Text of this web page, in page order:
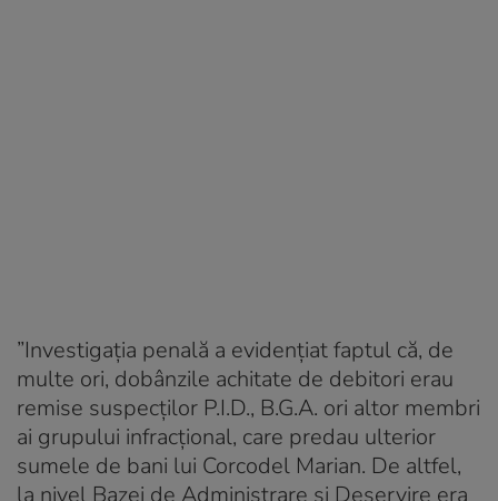
”Investigaţia penală a evidenţiat faptul că, de
multe ori, dobânzile achitate de debitori erau
remise suspecților P.I.D., B.G.A. ori altor membri
ai grupului infracțional, care predau ulterior
sumele de bani lui Corcodel Marian. De altfel,
la nivel Bazei de Administrare şi Deservire era